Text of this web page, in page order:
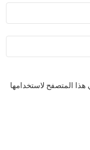
المتصفح لاستخدامها